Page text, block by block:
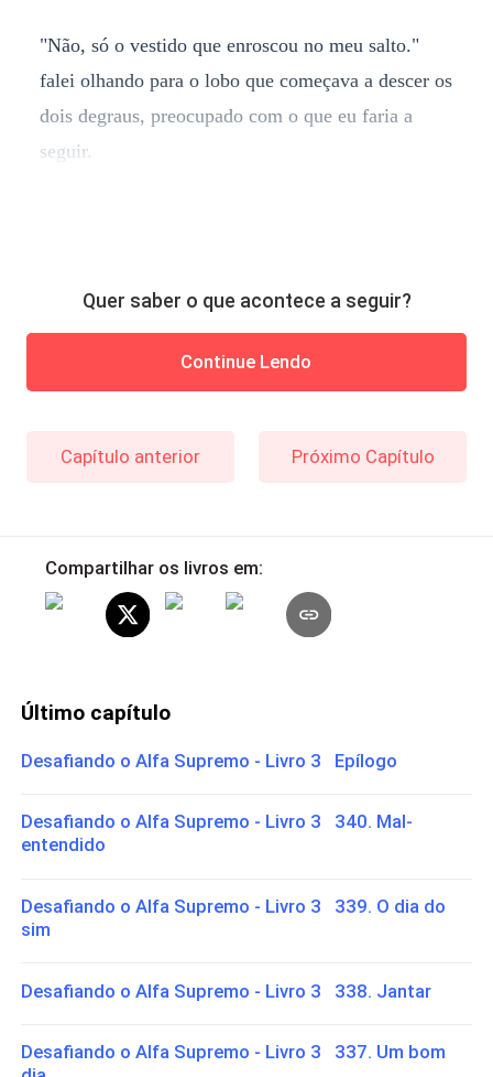
"Não, só o vestido que enroscou no meu salto."
falei olhando para o lobo que começava a descer os
dois degraus, preocupado com o que eu faria a
seguir.
Quer saber o que acontece a seguir?
Continue Lendo
Capítulo anterior Próximo Capítulo
Compartilhar os livros em:
Último capítulo
Desafiando o Alfa Supremo - Livro 3 Epílogo
Desafiando o Alfa Supremo - Livro 3 340. Mal-
entendido
Desafiando o Alfa Supremo - Livro 3 339. O dia do
sim
Desafiando o Alfa Supremo - Livro 3 338. Jantar
Desafiando o Alfa Supremo - Livro 3 337. Um bom